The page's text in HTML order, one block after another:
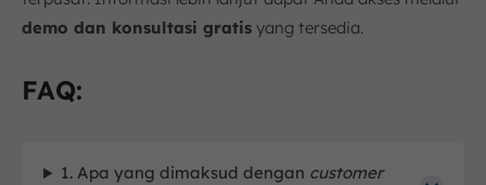
demo dan konsultasi gratis yang tersedia.
FAQ:
1. Apa yang dimaksud dengan customer